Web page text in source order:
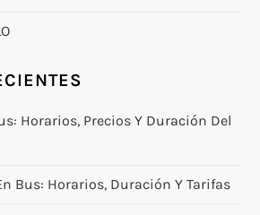
Horarios, Precios Y Duración Del
Bus: Horarios, Duración Y Tarifas